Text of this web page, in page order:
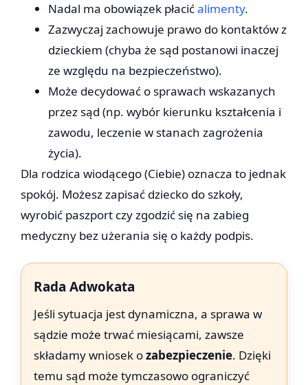
Nadal ma obowiązek płacićalimenty.
Zazwyczaj zachowuje prawo do kontaktów z
dzieckiem (chyba że sąd postanowi inaczej
ze względu na bezpieczeństwo).
Może decydować o sprawach wskazanych
przez sąd (np. wybór kierunku kształcenia i
zawodu, leczenie w stanach zagrożenia
życia).
Dla rodzica wiodącego (Ciebie) oznacza to jednak
spokój. Możesz zapisać dziecko do szkoły,
wyrobić paszport czy zgodzić się na zabieg
medyczny bez użerania się o każdy podpis.
Rada Adwokata
Jeśli sytuacja jest dynamiczna, a sprawa w
sądzie może trwać miesiącami, zawsze
składamy wniosek ozabezpieczenie. Dzięki
temu sąd może tymczasowo ograniczyć